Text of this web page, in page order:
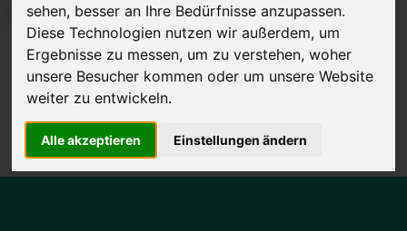
sehen, besser an Ihre Bedürfnisse anzupassen.
Diese Technologien nutzen wir außerdem, um
Ergebnisse zu messen, um zu verstehen, woher
unsere Besucher kommen oder um unsere Website
weiter zu entwickeln.
Alle akzeptieren Einstellungen ändern
JETZT KOSTENLOSE BEWERTUNG
Kostenloses Angebotfür den Ankauf Ihres Autos inklusive der
Abholung, auf Wunsch sofort Geld. Ihre Daten werden nicht mit Dritten
Wir garantieren 100% Sicherheit.